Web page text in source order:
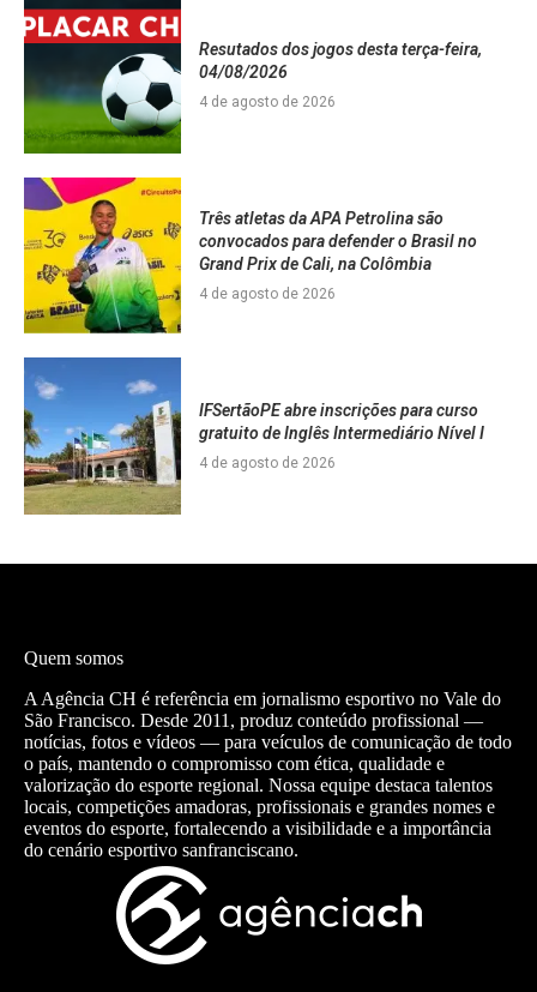
Resutados dos jogos desta terça-feira,
04/08/2026
4 de agosto de 2026
Três atletas da APA Petrolina são
convocados para defender o Brasil no
Grand Prix de Cali, na Colômbia
4 de agosto de 2026
IFSertãoPE abre inscrições para curso
gratuito de Inglês Intermediário Nível I
4 de agosto de 2026
Quem somos
A Agência CH é referência em jornalismo esportivo no Vale do
São Francisco. Desde 2011, produz conteúdo profissional —
notícias, fotos e vídeos — para veículos de comunicação de todo
o país, mantendo o compromisso com ética, qualidade e
valorização do esporte regional. Nossa equipe destaca talentos
locais, competições amadoras, profissionais e grandes nomes e
eventos do esporte, fortalecendo a visibilidade e a importância
do cenário esportivo sanfranciscano.